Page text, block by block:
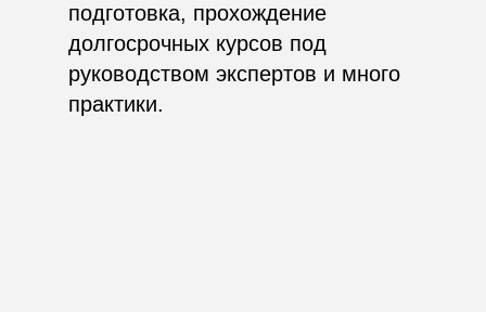
подготовка, прохождение
долгосрочных курсов под
руководством экспертов и много
практики.